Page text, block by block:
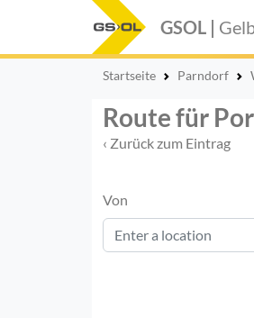
GSOL |
Startseite Parndorf
Route für
‹ Zurück zum Eintrag
Von